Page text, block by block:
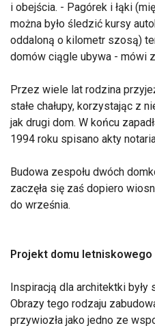
i obejścia. - Pagórek i łąki
można było śledzić kursy
oddaloną o kilometr szosą)
domów ciągle ubywa - mówi
Przez wiele lat rodzina
stałe chałupy, korzystając z
jak drugi dom. W końcu
1994 roku spisano akty
Budowa zespołu dwóch
zaczęła się zaś dopiero
do września.
Projekt domu letniskowego
Inspiracją dla architektki były
Obrazy tego rodzaju
przywiozła jako jedno ze